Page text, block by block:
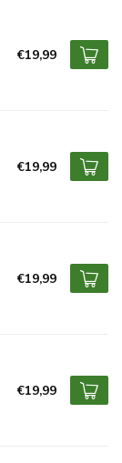
€19,99
€19,99
€19,99
€19,99